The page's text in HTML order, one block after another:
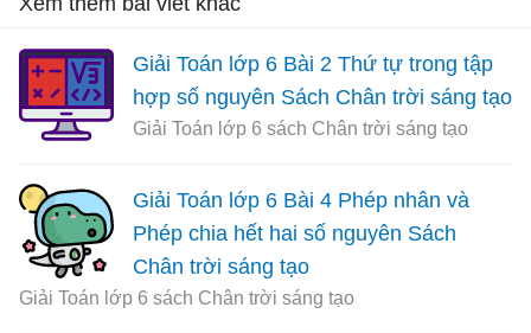
Giải Toán lớp 6 Bài 2 Thứ tự trong tập
hợp số nguyên Sách Chân trời sáng tạo
Giải Toán lớp 6 sách Chân trời sáng tạo
Giải Toán lớp 6 Bài 4 Phép nhân và
Phép chia hết hai số nguyên Sách
Chân trời sáng tạo
Giải Toán lớp 6 sách Chân trời sáng tạo